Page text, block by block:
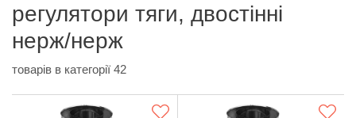
регулятори тяги, двостінні
нерж/нерж
товарів в категорії 42